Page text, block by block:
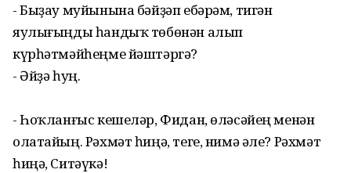
- Быҙау муйынына бәйҙәп ебәрәм, тигән
яулығыңды һандыҡ төбөнән алып
күрһәтмәйһеңме йәштәргә?
- Әйҙә һуң.
- Һоҡланғыс кешеләр, Фидан, өләсәйең менән
олатайың. Рәхмәт һиңә, теге, нимә әле? Рәхмәт
һиңә, Ситәүкә!